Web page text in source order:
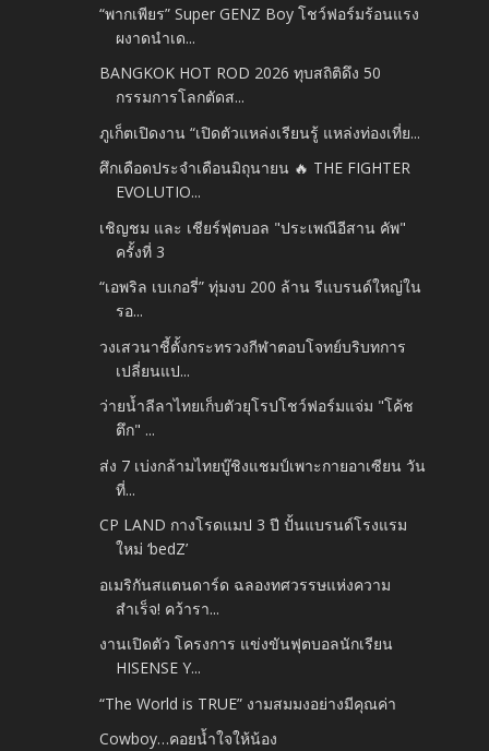
“พากเพียร” Super GENZ Boy โชว์ฟอร์มร้อนแรง
ผงาดนำเด...
BANGKOK HOT ROD 2026 ทุบสถิติดึง 50
กรรมการโลกตัดส...
ภูเก็ตเปิดงาน “เปิดตัวแหล่งเรียนรู้ แหล่งท่องเที่ย...
ศึกเดือดประจำเดือนมิถุนายน 🔥 THE FIGHTER
EVOLUTIO...
เชิญชม และ เชียร์ฟุตบอล "ประเพณีอีสาน คัพ"
ครั้งที่ 3
“เอพริล เบเกอรี่” ทุ่มงบ 200 ล้าน รีแบรนด์ใหญ่ใน
รอ...
วงเสวนาชี้ตั้งกระทรวงกีฬาตอบโจทย์บริบทการ
เปลี่ยนแป...
ว่ายน้ำลีลาไทยเก็บตัวยุโรปโชว์ฟอร์มแจ่ม "โค้ช
ตึก" ...
ส่ง 7 เบ่งกล้ามไทยบู๊ชิงแชมป์เพาะกายอาเซียน วัน
ที่...
CP LAND กางโรดแมป 3 ปี ปั้นแบรนด์โรงแรม
ใหม่ ‘bedZ’
อเมริกันสแตนดาร์ด ฉลองทศวรรษแห่งความ
สำเร็จ! คว้ารา...
งานเปิดตัว โครงการ แข่งขันฟุตบอลนักเรียน
HISENSE Y...
“The World is TRUE” งามสมมงอย่างมีคุณค่า
Cowboy…คอยน้ำใจให้น้อง